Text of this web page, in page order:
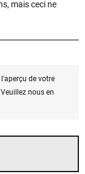
mais ceci ne
de votre
nous en